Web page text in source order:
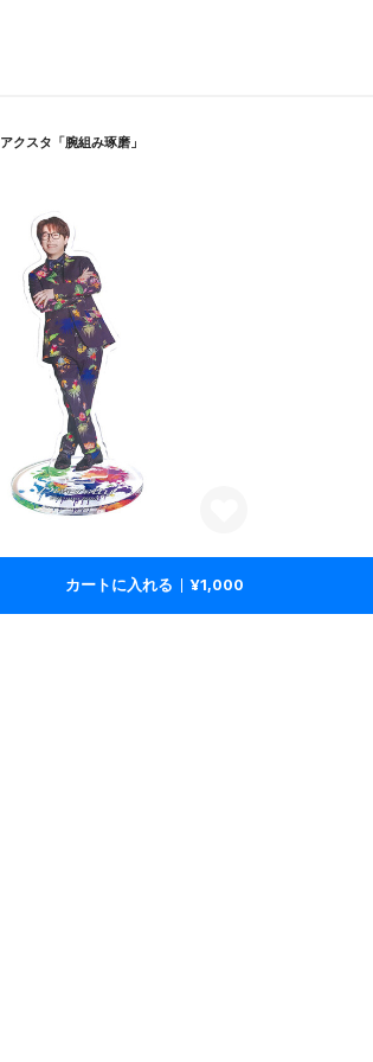
アクスタ「腕組み琢磨」
カートに入れる ¥1,000